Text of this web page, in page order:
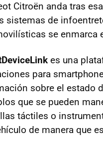
Citroën anda tras
sistemas de
se enmarca
es una
para
sobre el estado
que se pueden
táctiles o
de manera que